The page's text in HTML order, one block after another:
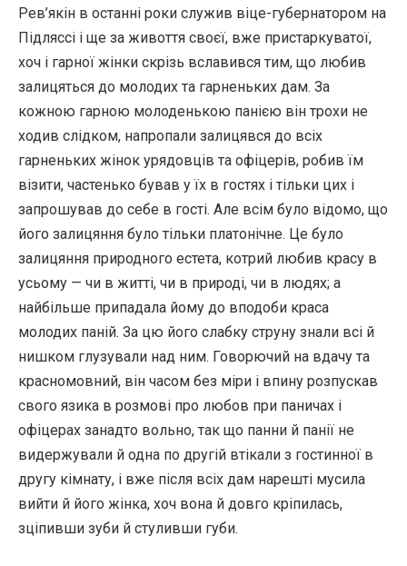
Рев’якін в останні роки служив віце-губернатором на
Підляссі і ще за живоття своєї, вже пристаркуватої,
хоч і гарної жінки скрізь вславився тим, що любив
залицяться до молодих та гарненьких дам. За
кожною гарною молоденькою панією він трохи не
ходив слідком, напропали залицявся до всіх
гарненьких жінок урядовців та офіцерів, робив їм
візити, частенько бував у їх в гостях і тільки цих і
запрошував до себе в гості. Але всім було відомо, що
його залицяння було тільки платонічне. Це було
залицяння природного естета, котрий любив красу в
усьому — чи в житті, чи в природі, чи в людях; а
найбільше припадала йому до вподоби краса
молодих паній. За цю його слабку струну знали всі й
нишком глузували над ним. Говорючий на вдачу та
красномовний, він часом без міри і впину розпускав
свого язика в розмові про любов при паничах і
офіцерах занадто вольно, так що панни й панії не
видержували й одна по другій втікали з гостинної в
другу кімнату, і вже після всіх дам нарешті мусила
вийти й його жінка, хоч вона й довго кріпилась,
зціпивши зуби й стуливши губи.